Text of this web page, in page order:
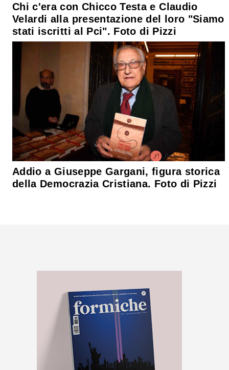
Chi c'era con Chicco Testa e Claudio
Velardi alla presentazione del loro "Siamo
stati iscritti al Pci". Foto di Pizzi
Addio a Giuseppe Gargani, figura storica
della Democrazia Cristiana. Foto di Pizzi